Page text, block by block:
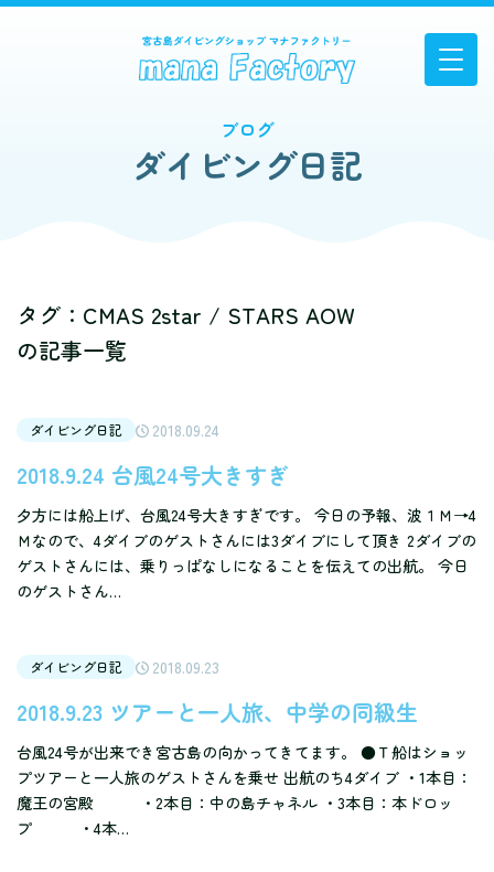
ブログ
ダイビング日記
タグ：CMAS 2star / STARS AOW
の記事一覧
ダイビング日記 2018.09.24
2018.9.24 台風24号大きすぎ
夕方には船上げ、台風24号大きすぎです。 今日の予報、波１Ｍ→4
Ｍなので、4ダイブのゲストさんには3ダイブにして頂き 2ダイブの
ゲストさんには、乗りっぱなしになることを伝えての出航。 今日
のゲストさん…
ダイビング日記 2018.09.23
2018.9.23 ツアーと一人旅、中学の同級生
台風24号が出来でき宮古島の向かってきてます。 ●Ｔ船はショッ
プツアーと一人旅のゲストさんを乗せ 出航のち4ダイブ ・1本目：
魔王の宮殿 ・2本目：中の島チャネル ・3本目：本ドロッ
プ ・4本…